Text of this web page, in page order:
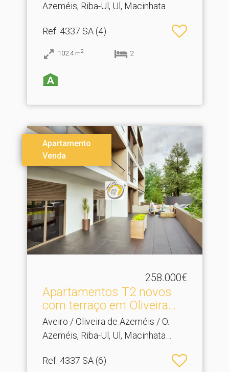
Azeméis, Riba-Ul, Ul, Macinhata
Ref: 4337 SA (4)
102.4 m2 2
Apartamento
Venda
258.000€
Apartamentos T2 novos
com terraço em Oliveira.​..
Aveiro / Oliveira de Azeméis / O.
Azeméis, Riba-Ul, Ul, Macinhata
Ref: 4337 SA (6)